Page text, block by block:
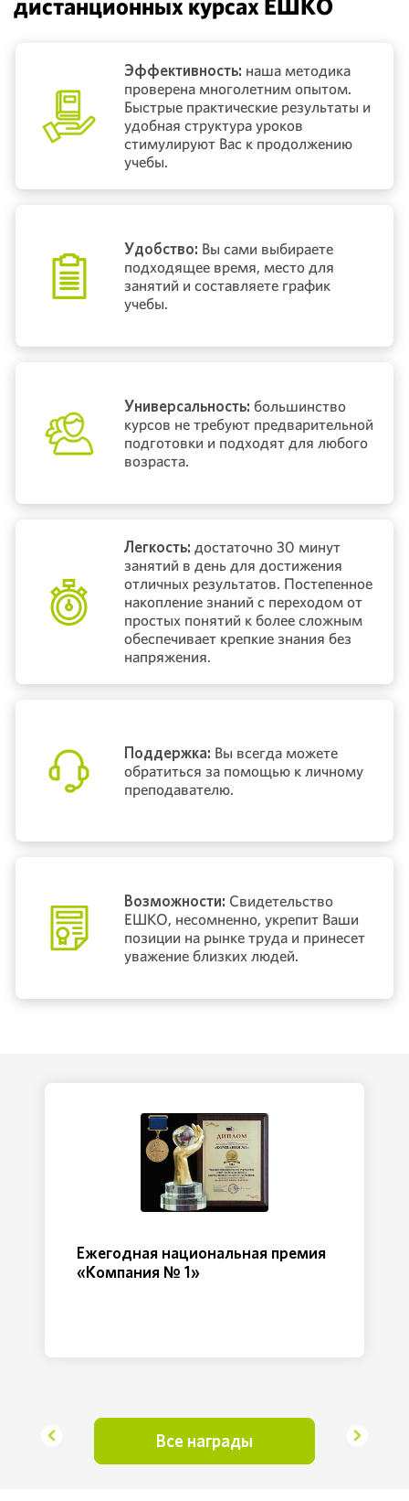
Эффективность: наша методика
проверена многолетним опытом.
Быстрые практические результаты и
удобная структура уроков
стимулируют Вас к продолжению
учебы.
Удобство: Вы сами выбираете
подходящее время, место для
занятий и составляете график
учебы.
Универсальность: большинство
курсов не требуют предварительной
подготовки и подходят для любого
возраста.
Легкость: достаточно 30 минут
занятий в день для достижения
отличных результатов. Постепенное
накопление знаний с переходом от
простых понятий к более сложным
обеспечивает крепкие знания без
напряжения.
Поддержка: Вы всегда можете
обратиться за помощью к личному
преподавателю.
Возможности: Свидетельство
ЕШКО, несомненно, укрепит Ваши
позиции на рынке труда и принесет
уважение близких людей.
Ежегодная национальная премия
«Компания № 1»
Все награды